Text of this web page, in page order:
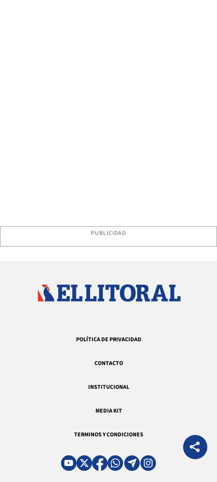
PUBLICIDAD
POLÍTICA DE PRIVACIDAD
CONTACTO
INSTITUCIONAL
MEDIA KIT
TERMINOS Y CONDICIONES